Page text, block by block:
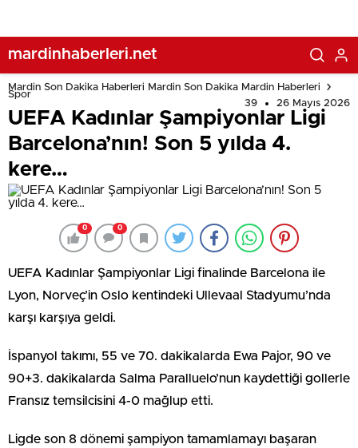
mardinhaberleri.net
Mardin Son Dakika Haberleri Mardin Son Dakika Mardin Haberleri
Spor
39
26 Mayıs 2026
UEFA Kadınlar Şampiyonlar Ligi
Barcelona’nın! Son 5 yılda 4.
kere…
0 0
UEFA Kadınlar Şampiyonlar Ligi finalinde Barcelona ile
Lyon, Norveç’in Oslo kentindeki Ullevaal Stadyumu’nda
karşı karşıya geldi.
İspanyol takımı, 55 ve 70. dakikalarda Ewa Pajor, 90 ve
90+3. dakikalarda Salma Paralluelo’nun kaydettiği gollerle
Fransız temsilcisini 4-0 mağlup etti.
Ligde son 8 dönemi şampiyon tamamlamayı başaran